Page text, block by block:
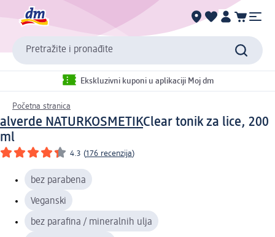
Pretražite i pronađite
Ekskluzivni kuponi u aplikaciji Moj dm
Početna stranica
alverde NATURKOSMETIKClear tonik za lice, 200
ml
4.3 (176 recenzija)
bez parabena
Veganski
bez parafina / mineralnih ulja